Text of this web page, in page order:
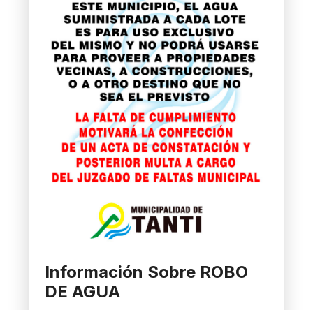
Información Sobre ROBO
DE AGUA